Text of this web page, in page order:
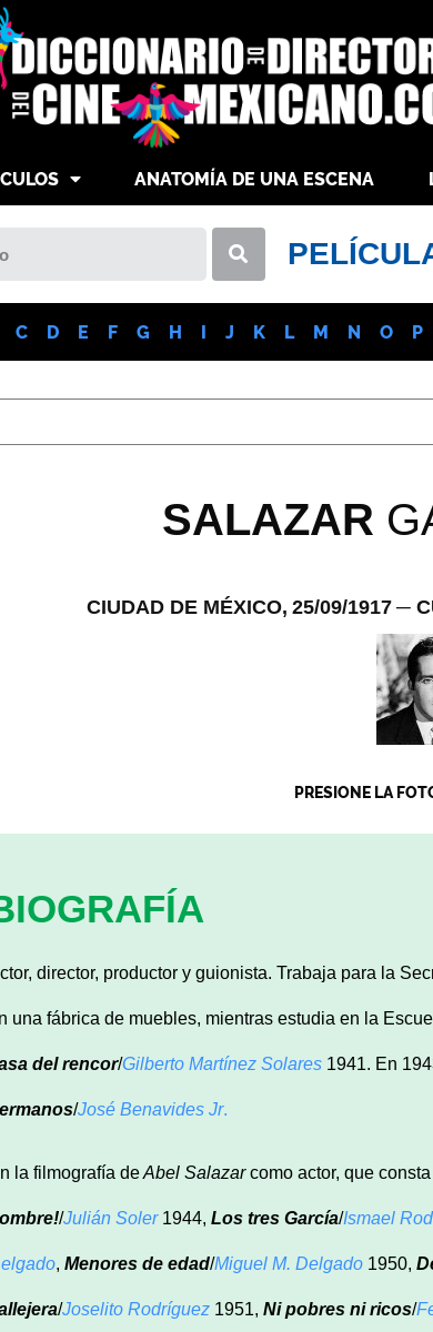
ANATOMÍA DE UNA ESCENA
C D E F G H I J K L M N O P
SALAZAR
CIUDAD DE MÉXICO, 25/09/1917 ─
PRESIONE LA
director, productor y guionista. Trabaja para la
una fábrica de muebles, mientras estudia en la
del rencor/Gilberto Martínez Solares 1941. En
/José Benavides Jr.
la filmografía deAbel Salazarcomo actor, que
/Julián Soler1944, Los tres García/Ismael
, Menores de edad/Miguel M. Delgado 1950,
/Joselito Rodríguez 1951, Ni pobres ni ricos/